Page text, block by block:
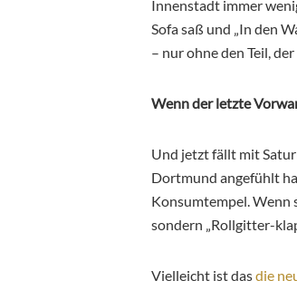
Innenstadt immer
Sofa saß und „In den
– nur ohne den Teil,
Wenn der letzte
Und jetzt fällt mit
Dortmund angefühlt
Konsumtempel. Wenn
sondern „Rollgitter-
Vielleicht ist dasdie